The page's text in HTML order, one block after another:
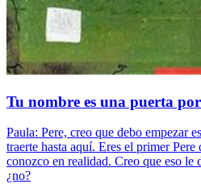
Tu nombre es una puerta
Paula: Pere, creo que debo empezar
traerte hasta aquí. Eres el primer
conozco en realidad. Creo que eso le
¿no?